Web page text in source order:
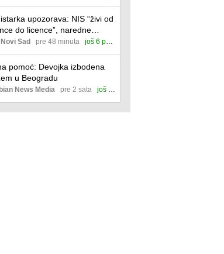
upozorava: NIS “živi od
do licence”, naredne
ključne za Srbiju
Sad pre 48 minuta još 6 povezanih
pomoć: Devojka izbodena
u Beogradu
News Media pre 2 sata još 18 povezanih